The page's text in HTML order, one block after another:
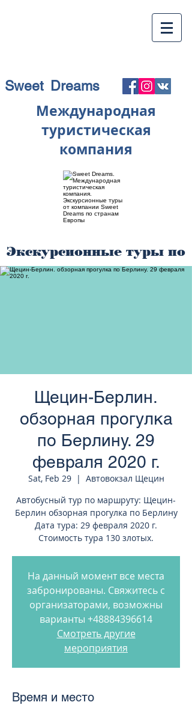
Sweet Dreams
Международная
туристическая
компания
Экскурсионные туры по
странам Европы
Щецин-Берлин.
обзорная прогулка
по Берлину. 29
февраля 2020 г.
Sat, Feb 29
  |
Автовокзал Щецин
Автобусный тур по маршруту: Щецин-
Берлин обзорная прогулка по Берлину
Дата тура: 29 февраля 2020 г.
Стоимость тура 130 злотых.
На данный момент все места
забронированы. Свяжитесь с
организаторами, возможны
варианты +48884396614
Смотреть другие
мероприятия
Время и место